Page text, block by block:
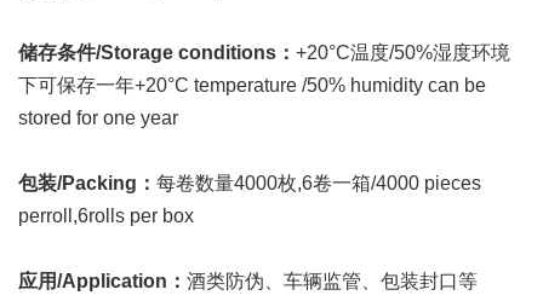
储存条件/Storage conditions： +20°C温度/50%湿度环境
下可保存一年+20°C temperature /50% humidity can be
stored for one year
包装/Packing： 每卷数量4000枚,6卷一箱/4000 pieces
perroll,6rolls per box
应用/Application： 酒类防伪、车辆监管、包装封口等